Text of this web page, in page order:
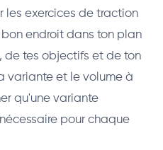
les exercices de traction
endroit dans ton plan
de tes objectifs et de ton
variante et le volume à
qu'une variante
pour chaque